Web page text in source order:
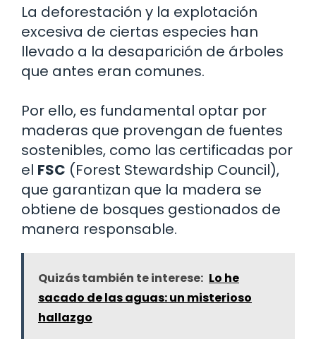
La deforestación y la explotación
excesiva de ciertas especies han
llevado a la desaparición de árboles
que antes eran comunes.
Por ello, es fundamental optar por
maderas que provengan de fuentes
sostenibles, como las certificadas por
el FSC (Forest Stewardship Council),
que garantizan que la madera se
obtiene de bosques gestionados de
manera responsable.
Quizás también te interese: Lo he
sacado de las aguas: un misterioso
hallazgo